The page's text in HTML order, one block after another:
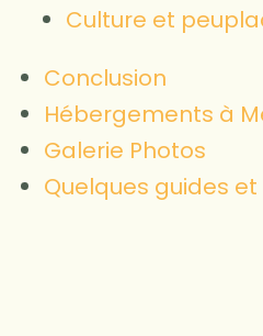
Culture et
Conclusion
Hébergements à
Galerie Photos
Quelques guides